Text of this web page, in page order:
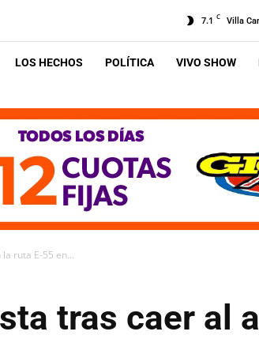
7.1 C Villa
LOS HECHOS POLÍTICA VIVO SHOW
ruta E-55 en...
tras caer al